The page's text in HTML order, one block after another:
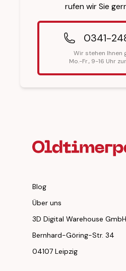
rufen wir Sie
0341-
Wir stehen Ihnen
Mo.-Fr., 9-16 Uhr
Blog
Über uns
3D Digital Warehouse GmbH
Bernhard-Göring-Str. 34
04107 Leipzig